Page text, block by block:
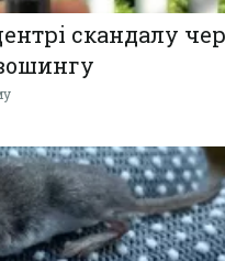
скандалу